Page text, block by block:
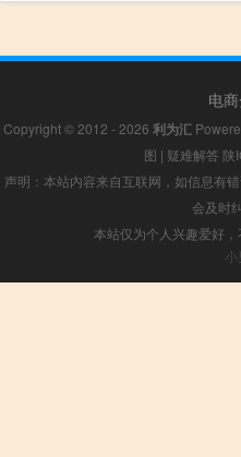
电
Copyright © 2012 - 2026 利为汇
图 | 疑难解答 陕
声明：本站内容来自互联网，如信息有
会及时
本站仅为个人兴趣爱好
小